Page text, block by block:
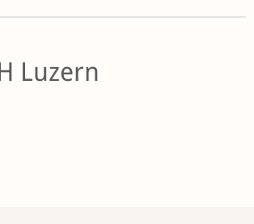
Luzern